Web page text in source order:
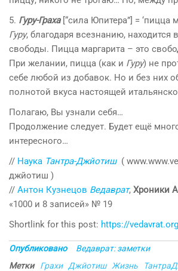
5. Гуру-Граха[“сила Юпитера”] = ‘пицца
Гуру, благодаря всезнанию, находится
свободы. Пицца маргарита – это
При желании, пицца (как и Гуру) не
себе любой из добавок. Но и без них
полнотой вкуса настоящей
Полагаю, Вы узнали себя…
Продолжение следует. Будет ещё
интересного…
// Наука Тантра-Джйотиш(
джйотиш )
// Антон Кузнецов Ведаврат, Хроники
«1000 и 8 записей» № 19
Shortlink for this post: https://
Опубликовано
Ведаврат: заметки
Метки
Грахи Джйотиш Жизнь